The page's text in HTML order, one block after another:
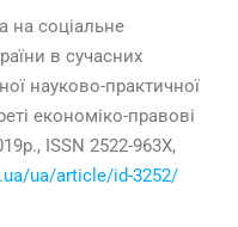
на соціальне
в сучасних
науково-практичної
економіко-правові
ISSN 2522-963X,
ua/article/id-3252/